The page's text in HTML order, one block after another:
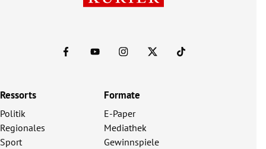
Ressorts
Politik
Regionales
Sport
Formate
E-Paper
Mediathek
Gewinnspiele